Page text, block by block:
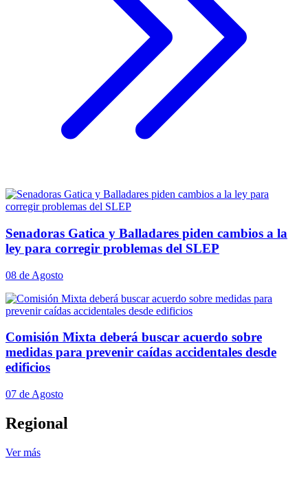
Senadoras Gatica y Balladares piden cambios a la
ley para corregir problemas del SLEP
08 de Agosto
Comisión Mixta deberá buscar acuerdo sobre
medidas para prevenir caídas accidentales desde
edificios
07 de Agosto
Regional
Ver más